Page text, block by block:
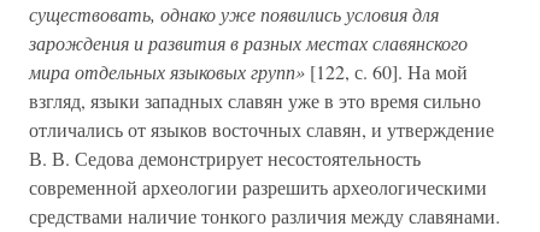
существовать, однако уже появились условия для
зарождения и развития в разных местах славянского
мира отдельных языковых групп» [122, с. 60]. На мой
взгляд, языки западных славян уже в это время сильно
отличались от языков восточных славян, и утверждение
В. В. Седова демонстрирует несостоятельность
современной археологии разрешить археологическими
средствами наличие тонкого различия между славянами.